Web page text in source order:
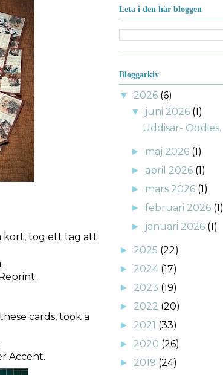
kort, tog ett tag att
cards, took a
Accent.
Leta i den här bloggen
Bloggarkiv
▼ 2026 (6)
▼ juni 2026 (1)
Uddisar- Oddies.
► maj 2026 (1)
► april 2026 (1)
► mars 2026 (1)
► februari 2026 (1)
► januari 2026 (1)
► 2025 (22)
► 2024 (17)
► 2023 (19)
► 2022 (20)
► 2021 (33)
► 2020 (26)
► 2019 (24)